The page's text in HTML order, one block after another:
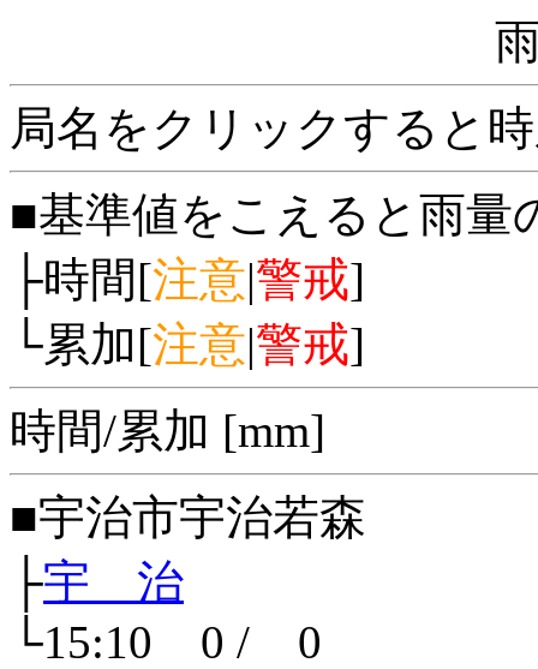
局名をクリックすると
■基準値をこえると雨量
├時間[注意|警戒]
└累加[注意|警戒]
時間/累加 [mm]
■宇治市宇治若森
├宇 治
└15:10 0 / 0